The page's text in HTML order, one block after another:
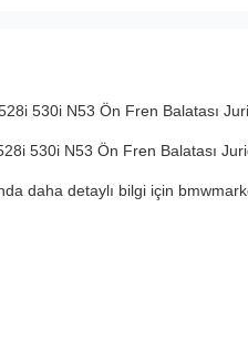
530i N53 Ön Fren Balatası
530i N53 Ön Fren Balatası
daha detaylı bilgi için